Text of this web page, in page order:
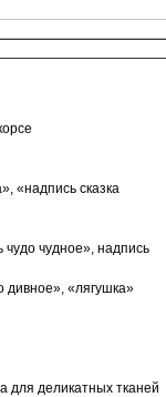
«надпись сказка
чудное», надпись
дивное», «лягушка»
для деликатных тканей